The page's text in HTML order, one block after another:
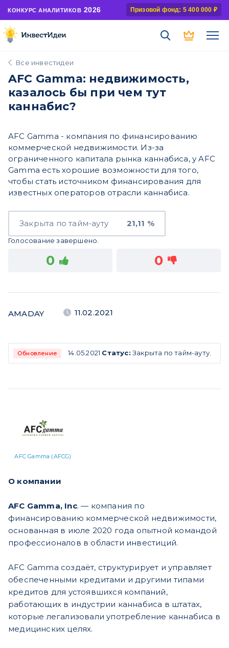
КОНКУРС АНАЛИТИКОВ 2026 Призовой фонд: 5 400 000 ₽
Все инвестидеи
AFC Gamma: недвижимость,
казалось бы при чем тут
каннабис?
AFC Gamma - компания по финансированию
коммерческой недвижимости. Из-за
ограниченного капитала рынка каннабиса, у AFC
Gamma есть хорошие возможности для того,
чтобы стать источником финансирования для
известных операторов отрасли каннабиса.
Закрыта по тайм-ауту 21,11 %
Голосование завершено.
0 0
AMADAY 11.02.2021
Обновление 14.05.2021 Статус: Закрыта по тайм-ауту.
AFC Gamma (AFCG)
О компании
AFC Gamma, Inc. — компания по
финансированию коммерческой недвижимости,
основанная в июле 2020 года опытной командой
профессионалов в области инвестиций.
AFC Gamma создаёт, структурирует и управляет
обеспеченными кредитами и другими типами
кредитов для устоявшихся компаний,
работающих в индустрии каннабиса в штатах,
которые легализовали употребление каннабиса в
медицинских целях.